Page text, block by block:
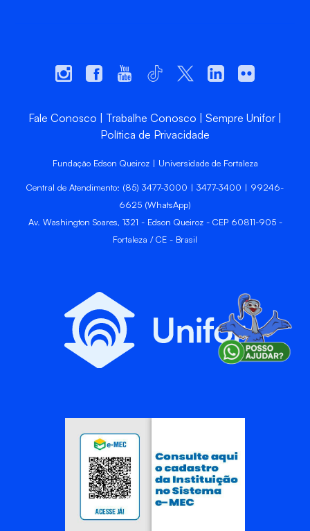
Fale Conosco Trabalhe Conosco
Sempre Unifor
Política de Privacidade
Fundação Edson Queiroz | Universidade de Fortaleza
Central de Atendimento: (85) 3477-3000 | 3477-3400 | 99246-
6625 (WhatsApp)
Av. Washington Soares, 1321 - Edson Queiroz - CEP 60811-905 -
Fortaleza / CE - Brasil